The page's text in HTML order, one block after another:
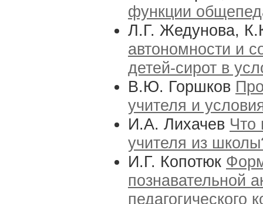
функции
Л.Г. Жедунова,
автономности и
детей-сирот в
В.Ю. Горшков
учителя и
И.А. Лихачев Что
учителя из
И.Г. Копотюк
познавательной
педагогического